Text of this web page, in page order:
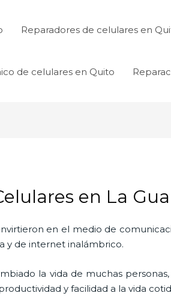
Reparadores de celulares en
de celulares en Quito
en La
en el medio de
y de internet inalámbrico.
la vida de muchas
y facilidad a la vida